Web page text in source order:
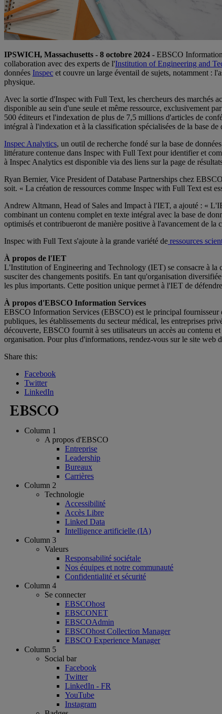
IPSWICH, Massachusetts - 8 octobre 2024 - EBSCO
collaboration avec des experts de l'Institution of Engineering and
données Inspec et couvre un large éventail de sujets, notamment :
physique.
Avec la sortie d'Inspec with Full Text, les chercheurs des marchés
disponible au sein d'une seule et même ressource, exclusivement
500 éditeurs et l'indexation de plus de 7,5 millions d'articles de
intégral à l'indexation et à la classification spécialisées de la base
Inspec Analytics, un outil de recherche fondé sur la base de
littérature contenue dans Inspec with Full Text pour identifier et
à Inspec Analytics est disponible via des liens sur la page de
Ryan Bernier, Vice President of Database Partnerships chez
soit. « La création de ressources comme Inspec with Full Text est
Andrew Altmann, Head of Sales and Impact à l'IET, a ajouté : «
combinant un contenu complet en texte intégral avec la base de
optimisés et contribueront de manière positive à l'avancement de la
Inspec with Full Text s'ajoute à la grande variété de ressources
À propos de l'IET
L'Institution of Engineering and Technology (IET) se consacre à
susciter des changements positifs. En tant qu'organisation
les plus importants. Cette position unique permet à l'IET de
À propos d'EBSCO Information Services
EBSCO Information Services (EBSCO) est le principal fournisseur
publiques, les établissements du secteur médical, les entreprises
découverte, EBSCO fournit à ses utilisateurs un accès au contenu
organisation. Pour plus d'informations, rendez-vous sur le site web
Share this:
Facebook
Twitter
LinkedIn
Column 1
A propos d'EBSCO
Entreprise
Leadership
Bureaux
Carrières
Column 2
Technologie
Accessibilité
Accès Libre
Linked Data
Intelligence artificielle (IA)
Column 3
Valeurs
Responsabilité sociétale
Nos équipes et notre communauté
Confidentialité et sécurité
Column 4
Se connecter
EBSCOhost
EBSCONET
EBSCOAdmin
EBSCOhost Collection Manager
EBSCO Experience Manager
Column 5
Social bar
Facebook
Twitter
LinkedIn - FR
YouTube
Instagram